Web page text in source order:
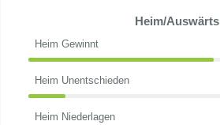
Heim/Auswärts
Heim Gewinnt
Heim Unentschieden
Heim Niederlagen